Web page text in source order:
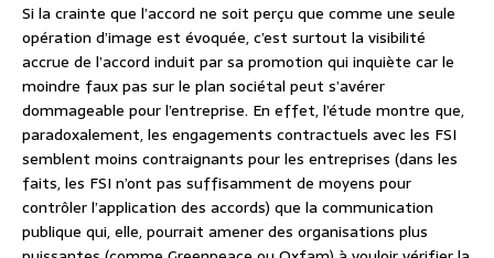
Si la crainte que l’accord ne soit perçu que comme une seule
opération d’image est évoquée, c’est surtout la visibilité
accrue de l’accord induit par sa promotion qui inquiète car le
moindre faux pas sur le plan sociétal peut s’avérer
dommageable pour l’entreprise. En effet, l’étude montre que,
paradoxalement, les engagements contractuels avec les FSI
semblent moins contraignants pour les entreprises (dans les
faits, les FSI n’ont pas suffisamment de moyens pour
contrôler l’application des accords) que la communication
publique qui, elle, pourrait amener des organisations plus